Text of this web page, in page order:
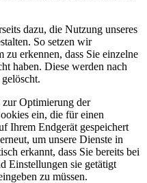
dazu, die Nutzung unseres
So setzen wir
zu erkennen, dass Sie einzelne
haben. Diese werden nach
zur Optimierung der
ein, die für einen
Ihrem Endgerät gespeichert
um unsere Dienste in
erkannt, dass Sie bereits bei
Einstellungen sie getätigt
zu müssen.